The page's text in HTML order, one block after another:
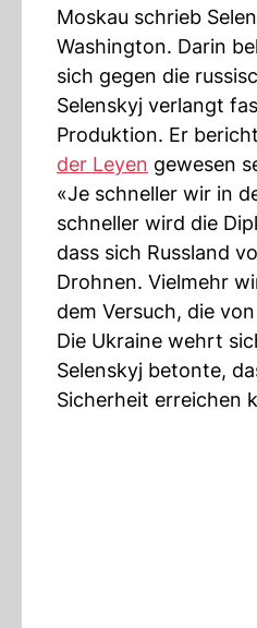
Moskau schrieb
Washington. Darin
sich gegen die
Selenskyj verlangt
Produktion. Er
der Leyen gewesen
«Je schneller wir in
schneller wird die
dass sich Russland
Drohnen. Vielmehr
dem Versuch, die
Die Ukraine wehrt
Selenskyj betonte,
Sicherheit erreichen